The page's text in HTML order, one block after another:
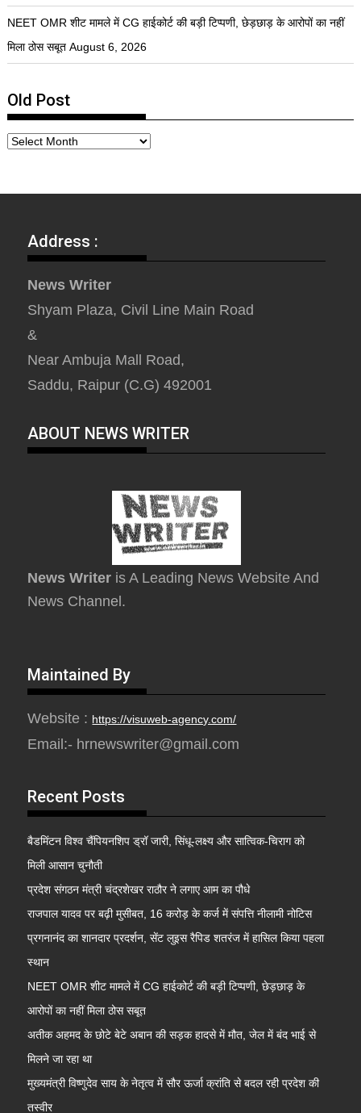
NEET OMR शीट मामले में CG हाईकोर्ट की बड़ी टिप्पणी, छेड़छाड़ के आरोपों का नहीं
मिला ठोस सबूत August 6, 2026
Old Post
Address :
News Writer
Shyam Plaza, Civil Line Main Road
&
Near Ambuja Mall Road,
Saddu, Raipur (C.G) 492001
ABOUT NEWS WRITER
News Writer is A Leading News Website And
News Channel.
Maintained By
Website : https://visuweb-agency.com/
Email:- hrnewswriter@gmail.com
Recent Posts
बैडमिंटन विश्व चैंपियनशिप ड्रॉ जारी, सिंधू-लक्ष्य और सात्विक-चिराग को
मिली आसान चुनौती
प्रदेश संगठन मंत्री चंद्रशेखर राठौर ने लगाए आम का पौधे
राजपाल यादव पर बढ़ी मुसीबत, 16 करोड़ के कर्ज में संपत्ति नीलामी नोटिस
प्रगनानंद का शानदार प्रदर्शन, सेंट लुइस रैपिड शतरंज में हासिल किया पहला
स्थान
NEET OMR शीट मामले में CG हाईकोर्ट की बड़ी टिप्पणी, छेड़छाड़ के
आरोपों का नहीं मिला ठोस सबूत
अतीक अहमद के छोटे बेटे अबान की सड़क हादसे में मौत, जेल में बंद भाई से
मिलने जा रहा था
मुख्यमंत्री विष्णुदेव साय के नेतृत्व में सौर ऊर्जा क्रांति से बदल रही प्रदेश की
तस्वीर